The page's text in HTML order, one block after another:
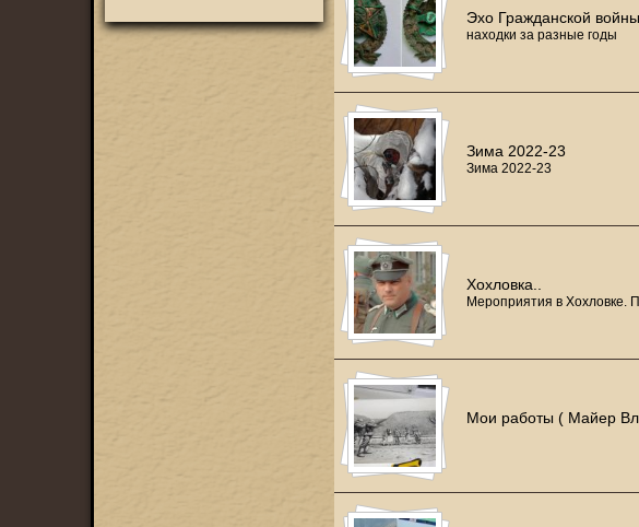
Эхо Гражданской
находки за разные годы
Зима 2022-23
Зима 2022-23
Хохловка..
Мероприятия в Хохловке.
Мои работы ( Майер